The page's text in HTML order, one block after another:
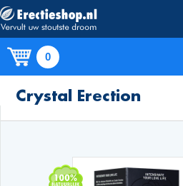
0
Crystal Erection